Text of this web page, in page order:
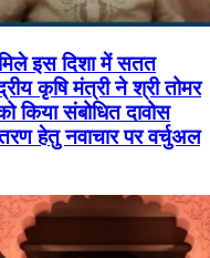
इस दिशा में सतत
कृषि मंत्री ने श्री तोमर
किया संबोधित दावोस
हेतु नवाचार पर वर्चुअल